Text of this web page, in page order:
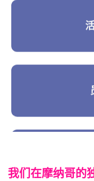
我们在摩纳哥的